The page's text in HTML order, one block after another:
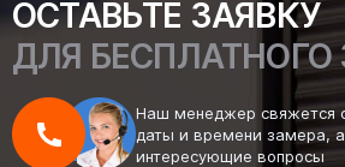
ОСТАВЬТЕ ЗАЯВКУ
ДЛЯ БЕСПЛАТНОГО
Наш менеджер свяжется
даты и времени замера,
интересующие вопросы